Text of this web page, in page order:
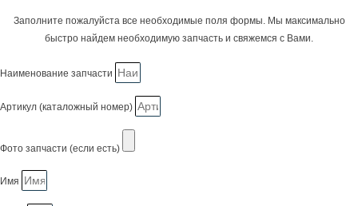
Заполните пожалуйста все необходимые поля формы. Мы максимально
быстро найдем необходимую запчасть и свяжемся с Вами.
Наименование запчасти
Артикул (каталожный номер)
Фото запчасти (если есть)
Имя